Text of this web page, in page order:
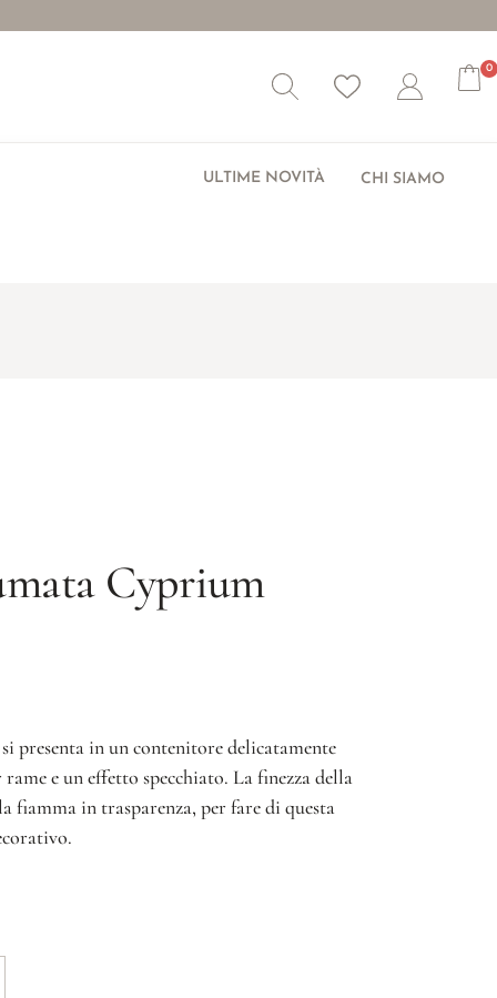
Wishlist Account
0
ULTIME NOVITÀ CHI SIAMO
Cyprium
presenta in un contenitore delicatamente
e un effetto specchiato. La finezza della
fiamma in trasparenza, per fare di questa